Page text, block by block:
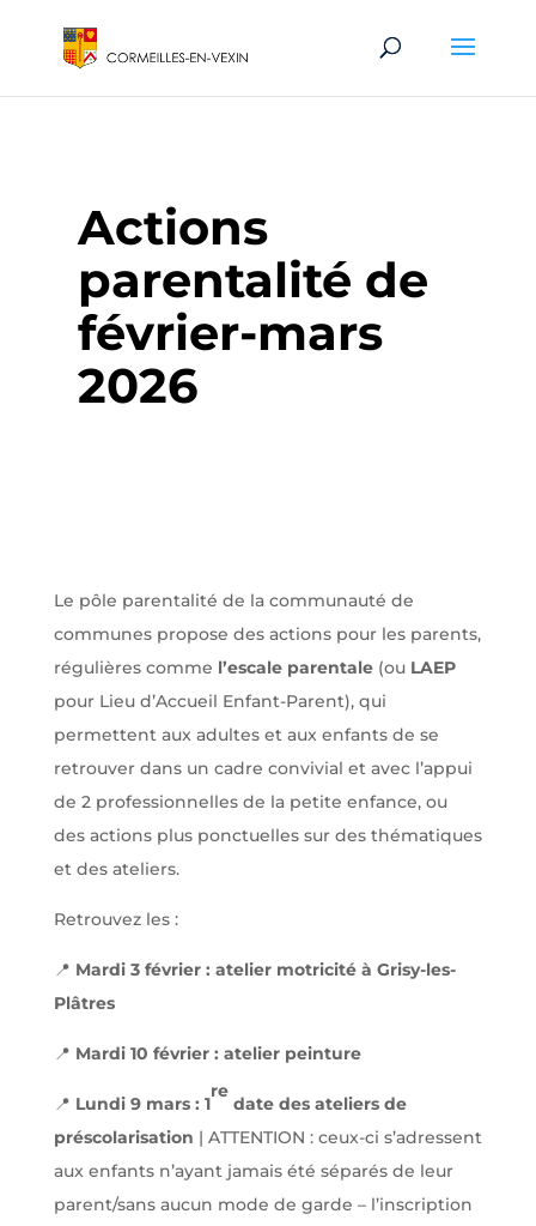
Actions
parentalité de
février-mars
2026
Le pôle parentalité de la communauté de
communes propose des actions pour les parents,
régulières comme l’escale parentale(ou LAEP
pour Lieu d’Accueil Enfant-Parent), qui
permettent aux adultes et aux enfants de se
retrouver dans un cadre convivial et avec l’appui
de 2 professionnelles de la petite enfance, ou
des actions plus ponctuelles sur des thématiques
et des ateliers.
Retrouvez les :
📍 Mardi 3 février : atelier motricité à Grisy-les-
Plâtres
📍 Mardi 10 février : atelier peinture
📍 Lundi 9 mars : 1
re
date des ateliers de
préscolarisation | ATTENTION : ceux-ci s’adressent
aux enfants n’ayant jamais été séparés de leur
parent/sans aucun mode de garde – l’inscription